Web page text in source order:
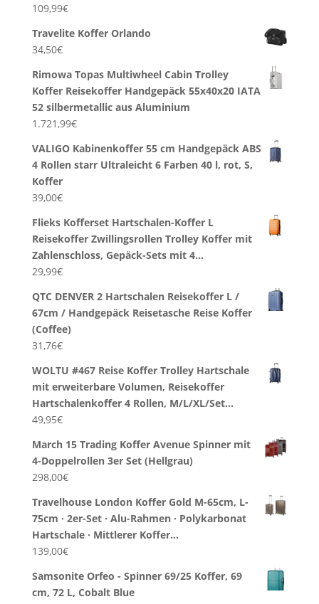
109,99€
Travelite Koffer Orlando
34,50€
Rimowa Topas Multiwheel Cabin Trolley
Koffer Reisekoffer Handgepäck 55x40x20 IATA
52 silbermetallic aus Aluminium
1.721,99€
VALIGO Kabinenkoffer 55 cm Handgepäck ABS
4 Rollen starr Ultraleicht 6 Farben 40 l, rot, S,
Koffer
39,00€
Flieks Kofferset Hartschalen-Koffer L
Reisekoffer Zwillingsrollen Trolley Koffer mit
Zahlenschloss, Gepäck-Sets mit 4…
29,99€
QTC DENVER 2 Hartschalen Reisekoffer L /
67cm / Handgepäck Reisetasche Reise Koffer
(Coffee)
31,76€
WOLTU #467 Reise Koffer Trolley Hartschale
mit erweiterbare Volumen, Reisekoffer
Hartschalenkoffer 4 Rollen, M/L/XL/Set…
49,95€
March 15 Trading Koffer Avenue Spinner mit
4-Doppelrollen 3er Set (Hellgrau)
298,00€
Travelhouse London Koffer Gold M-65cm, L-
75cm · 2er-Set · Alu-Rahmen · Polykarbonat
Hartschale · Mittlerer Koffer…
139,00€
Samsonite Orfeo - Spinner 69/25 Koffer, 69
cm, 72 L, Cobalt Blue